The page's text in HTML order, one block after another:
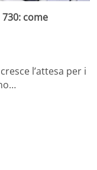
come
l’attesa per i